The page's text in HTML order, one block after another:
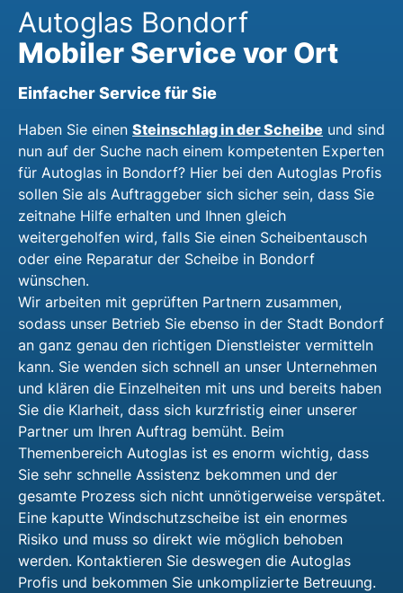
Autoglas Bondorf
Mobiler Service vor Ort
Einfacher Service für Sie
Haben Sie einen Steinschlag in der Scheibe und sind
nun auf der Suche nach einem kompetenten Experten
für Autoglas in Bondorf? Hier bei den Autoglas Profis
sollen Sie als Auftraggeber sich sicher sein, dass Sie
zeitnahe Hilfe erhalten und Ihnen gleich
weitergeholfen wird, falls Sie einen Scheibentausch
oder eine Reparatur der Scheibe in Bondorf
wünschen.
Wir arbeiten mit geprüften Partnern zusammen,
sodass unser Betrieb Sie ebenso in der Stadt Bondorf
an ganz genau den richtigen Dienstleister vermitteln
kann. Sie wenden sich schnell an unser Unternehmen
und klären die Einzelheiten mit uns und bereits haben
Sie die Klarheit, dass sich kurzfristig einer unserer
Partner um Ihren Auftrag bemüht. Beim
Themenbereich Autoglas ist es enorm wichtig, dass
Sie sehr schnelle Assistenz bekommen und der
gesamte Prozess sich nicht unnötigerweise verspätet.
Eine kaputte Windschutzscheibe ist ein enormes
Risiko und muss so direkt wie möglich behoben
werden. Kontaktieren Sie deswegen die Autoglas
Profis und bekommen Sie unkomplizierte Betreuung.